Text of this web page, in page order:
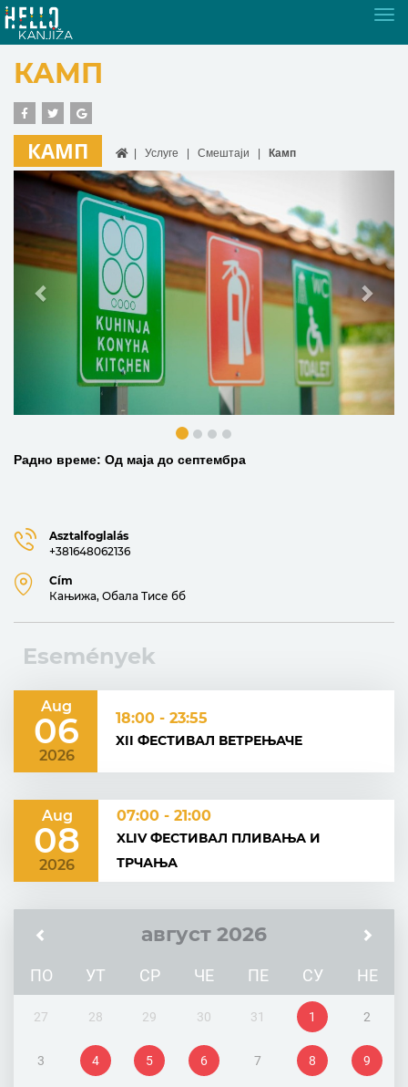
КАМП
КАМП Услуге Смештаји Камп
Радно време: Од маја до септембра
Asztalfoglalás
+381648062136
Cím
Кањижа, Обала Тисе бб
Események
Aug
06
2026
18:00 - 23:55
XII ФЕСТИВАЛ ВЕТРЕЊАЧЕ
Aug
08
2026
07:00 - 21:00
XLIV ФЕСТИВАЛ ПЛИВАЊА И
ТРЧАЊА
август 2026
ПО УТ СР ЧЕ ПЕ СУ НЕ
27 28 29 30 31 1 2
3 4 5 6 7 8 9